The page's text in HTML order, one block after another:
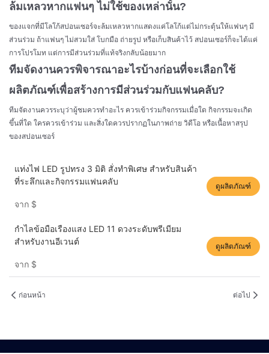
ล้มเหลวหากแฟนๆ ไม่ใช้ของเหล่านั้น?
ของแจกที่มีโลโก้สปอนเซอร์จะล้มเหลวหากแสดงแค่โลโก้แต่ไม่กระตุ้นให้แฟนๆ มี
ส่วนร่วม ถ้าแฟนๆ ไม่สวมใส่ โบกมือ ถ่ายรูป หรือเก็บสินค้าไว้ สปอนเซอร์ก็จะได้แค่
การโปรโมท แต่การมีส่วนร่วมที่แท้จริงกลับน้อยมาก
ทีมจัดงานควรพิจารณาอะไรบ้างก่อนที่จะเลือกใช้
ผลิตภัณฑ์เพื่อสร้างการมีส่วนร่วมกับแฟนคลับ?
ทีมจัดงานควรระบุว่าผู้ชมควรทำอะไร ควรเข้าร่วมกิจกรรมเมื่อใด กิจกรรมจะเกิด
ขึ้นที่ใด ใครควรเข้าร่วม และสิ่งใดควรปรากฏในภาพถ่าย วิดีโอ หรือเนื้อหาสรุป
ของสปอนเซอร์
แท่งไฟ LED รูปทรง 3 มิติ สั่งทำพิเศษ สำหรับสินค้า
ที่ระลึกและกิจกรรมแฟนคลับ
จาก $
ดูผลิตภัณฑ์
กำไลข้อมือเรืองแสง LED 11 ดวงระดับพรีเมียม
สำหรับงานอีเวนต์
จาก $
ดูผลิตภัณฑ์
ก่อนหน้า ต่อไป